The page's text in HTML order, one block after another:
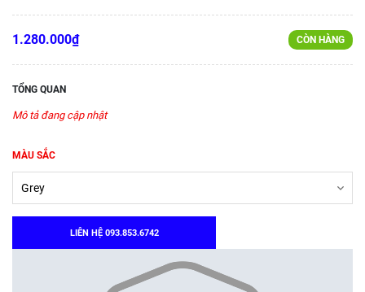
1.280.000₫ CÒN HÀNG
TỔNG QUAN
Mô tả đang cập nhật
MÀU SẮC
LIÊN HỆ 093.853.6742